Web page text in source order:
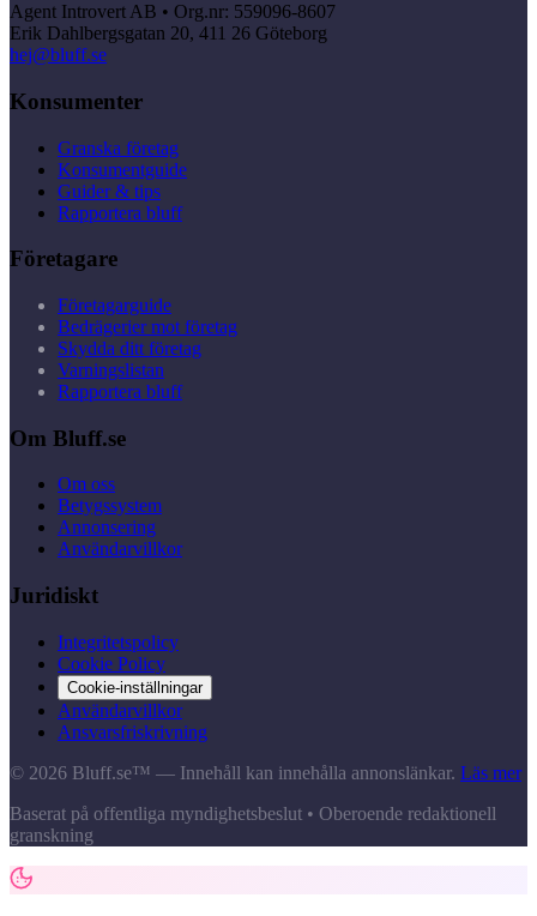
Agent Introvert AB • Org.nr: 559096-8607
Erik Dahlbergsgatan 20, 411 26 Göteborg
hej@bluff.se
Konsumenter
Granska företag
Konsumentguide
Guider & tips
Rapportera bluff
Företagare
Företagarguide
Bedrägerier mot företag
Skydda ditt företag
Varningslistan
Rapportera bluff
Om Bluff.se
Om oss
Betygssystem
Annonsering
Användarvillkor
Juridiskt
Integritetspolicy
Cookie Policy
Cookie-inställningar
Användarvillkor
Ansvarsfriskrivning
© 2026 Bluff.se™ — Innehåll kan innehålla annonslänkar. Läs mer
Baserat på offentliga myndighetsbeslut • Oberoende redaktionell
granskning